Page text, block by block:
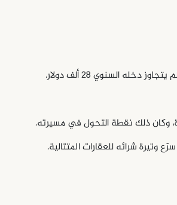
السنوي 28 ألف دولار.
وكان ذلك نقطة التحول في مسيرته.
وتيرة شرائه للعقارات المتتالية.